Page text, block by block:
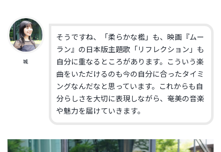
城
そうですね、「柔らかな檻」も、映画『ムー
ラン』 の日本版主題歌「リフレクション」 も
自分に重なるところがあります。
こういう楽
曲をいただけるのも今の自分に合ったタイミ
ングなんだなと思っています。これからも自
分らしさを大切に表現しながら、奄美の音楽
や魅力を届けていきます。